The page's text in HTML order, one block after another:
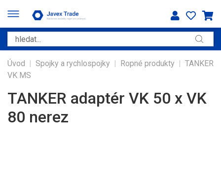
Úvod | Spojky a rychlospojky | Ropné produkty | TANKER
VK MS
TANKER adaptér VK 50 x VK
80 nerez